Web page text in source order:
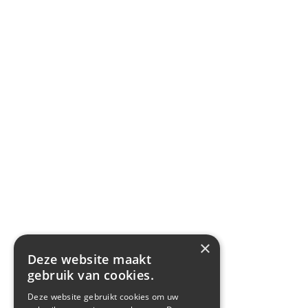
×
Deze website maakt
gebruik van cookies.
Deze website gebruikt cookies om uw